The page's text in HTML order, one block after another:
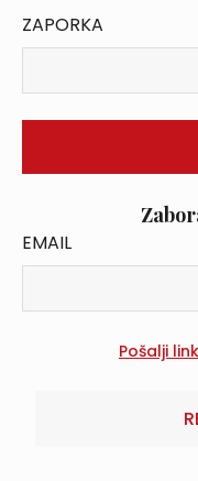
ZAPORKA
EMAIL